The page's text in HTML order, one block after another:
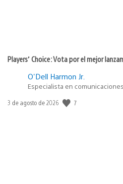
Players’ Choice: Vota por el mejor
O'Dell Harmon Jr.
Especialista en
Fecha
3 de agosto de 2026 7